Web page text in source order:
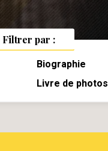
Filtrer par :
Biographie
Livre de photos